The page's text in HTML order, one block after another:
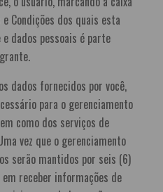
Condições dos quais esta
dados pessoais é parte
dados fornecidos por você,
para o gerenciamento
como dos serviços de
vez que o gerenciamento
serão mantidos por seis (6)
receber informações de